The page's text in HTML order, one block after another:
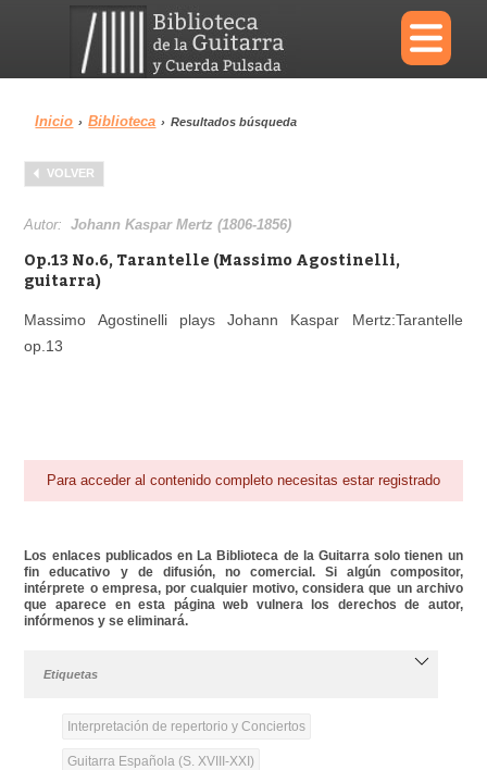
×
Menu
Biblioteca
Área personal Reproductor
Inicio › Biblioteca › Resultados búsqueda
VOLVER
Autor:Johann Kaspar Mertz (1806-1856)
Op.13 No.6, Tarantelle (Massimo Agostinelli,
guitarra)
Massimo Agostinelli plays Johann Kaspar Mertz:Tarantelle
op.13
Para acceder al contenido completo necesitas estar registrado
Los enlaces publicados en La Biblioteca de la Guitarra solo tienen un
fin educativo y de difusión, no comercial. Si algún compositor,
intérprete o empresa, por cualquier motivo, considera que un archivo
que aparece en esta página web vulnera los derechos de autor,
infórmenos y se eliminará.
Etiquetas
Interpretación de repertorio y Conciertos
Guitarra Española (S. XVIII-XXI)